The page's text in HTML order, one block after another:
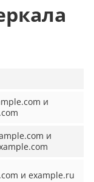
и
и
и example.ru